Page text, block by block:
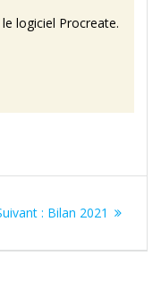
logiciel Procreate.
: Article
:
Bilan 2021